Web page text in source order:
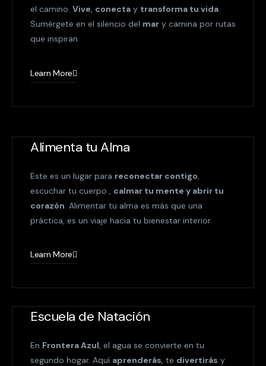
el camino. Vive, conecta y transforma tu vida.
Sumérgete en el silencio del mar y camina por rutas
que inspiran.
Learn More
Alimenta tu Alma
Este es un lugar para reconectar contigo
escuchar tu cuerpo , calmar tu mente y abrir tu
corazón . Alimentar tu alma es más que una
práctica, es un viaje hacia tu bienestar interior.
Learn More
Escuela de Natación
En Frontera Azul, el agua se convierte en tu
segundo hogar. Aquí aprenderás, te divertirás y